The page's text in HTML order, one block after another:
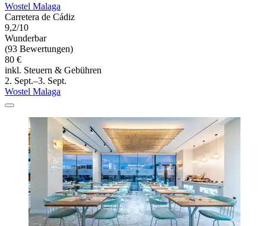
Wostel Malaga
Carretera de Cádiz
9,2/10
Wunderbar
(93 Bewertungen)
80 €
inkl. Steuern & Gebühren
2. Sept.–3. Sept.
Wostel Malaga